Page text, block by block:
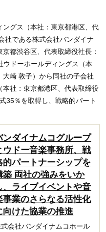
グス（本社：東京都港区、代
社である株式会社バンダイナ
都渋谷区、代表取締役社長：
ドーホールディングス（本
崎 敦子）から同社の子会社
社：東京都港区、代表取締役
35％を取得し、戦略的パート
ンダイナムコグループ
ウドー音楽事務所、戦
的パートナーシップを
築 両社の強みをいか
、ライブイベントや音
事業のさらなる活性化
向けた協業の推進
会社バンダイナムコホール